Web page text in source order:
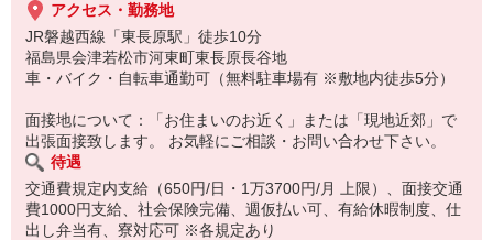
アクセス・勤務地
JR磐越西線「東長原駅」徒歩10分
福島県会津若松市河東町東長原長谷地
車・バイク・自転車通勤可（無料駐車場有 ※敷地内徒歩5分）
面接地について：「お住まいのお近く」または「現地近郊」で
出張面接致します。 お気軽にご相談・お問い合わせ下さい。
待遇
交通費規定内支給（650円/日・1万3700円/月 上限）、面接交通
費1000円支給、社会保険完備、週仮払い可、有給休暇制度、仕
出し弁当有、寮対応可 ※各規定あり